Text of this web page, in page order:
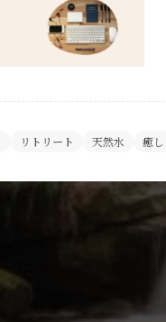
リトリート 天然水 癒し